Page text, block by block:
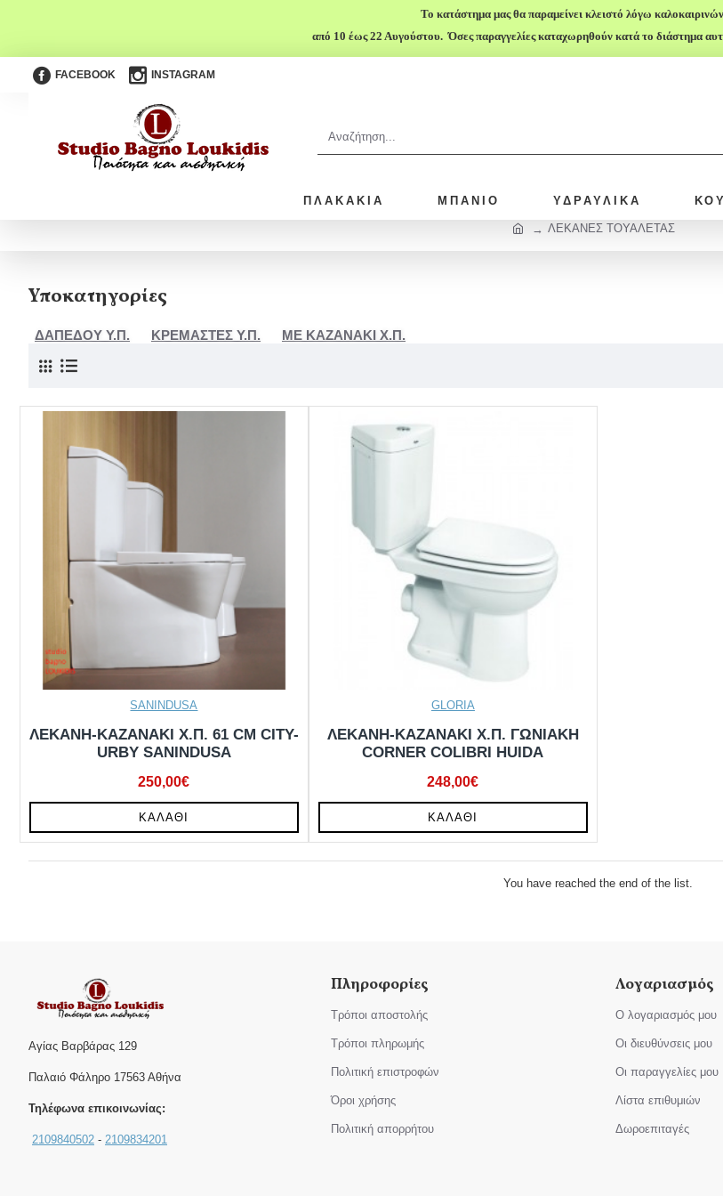
Το κατάστημα μας θα παραμείνει κλειστό λόγω
από 10 έως 22 Αυγούστου. Όσες παραγγελίες καταχωρηθούν κατά το διάστημα
FACEBOOK INSTAGRAM
ΠΛΑΚΆΚΙΑ ΜΠΑΝΙΟ ΥΔΡΑΥΛΙΚΑ
ΛΕΚΑΝΕΣ ΤΟΥΑΛΕΤΑΣ
Υποκατηγορίες
ΔΑΠΕΔΟΥ Υ.Π. ΚΡΕΜΑΣΤΕΣ Υ.Π. ΜΕ ΚΑΖΑΝΑΚΙ Χ.Π.
SANINDUSA
ΛΕΚΑΝΗ-ΚΑΖΑΝΑΚΙ Χ.Π. 61 CM CITY-
URBY SANINDUSA
250,00€
ΚΑΛΆΘΙ
GLORIA
ΛΕΚΑΝΗ-ΚΑΖΑΝΑΚΙ Χ.Π. ΓΩΝΙΑΚΗ
CORNER COLIBRI HUIDA
248,00€
ΚΑΛΆΘΙ
You have reached the end of the list.
Αγίας Βαρβάρας 129
Παλαιό Φάληρο 17563 Αθήνα
Τηλέφωνα επικοινωνίας:
2109840502 - 2109834201
Πληροφορίες
Τρόποι αποστολής
Τρόποι πληρωμής
Πολιτική επιστροφών
Όροι χρήσης
Πολιτική απορρήτου
Λογαριασμός
Ο λογαριασμός μου
Οι διευθύνσεις μου
Οι παραγγελίες μου
Λίστα επιθυμιών
Δωροεπιταγές